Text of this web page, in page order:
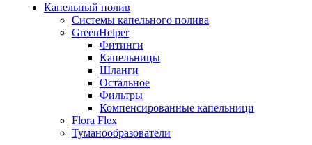
Капельный полив
Системы капельного полива
GreenHelper
Фитинги
Капельницы
Шланги
Остальное
Фильтры
Компенсированные капельници
Flora Flex
Туманообразователи